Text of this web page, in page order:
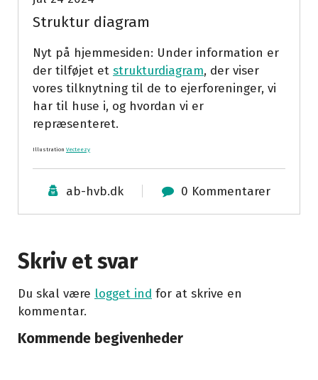
Struktur diagram
Nyt på hjemmesiden: Under information er
der tilføjet et strukturdiagram, der viser
vores tilknytning til de to ejerforeninger, vi
har til huse i, og hvordan vi er
repræsenteret.
Illustration Vecteezy
ab-hvb.dk 0 Kommentarer
Skriv et svar
Du skal være logget ind for at skrive en
kommentar.
Kommende begivenheder